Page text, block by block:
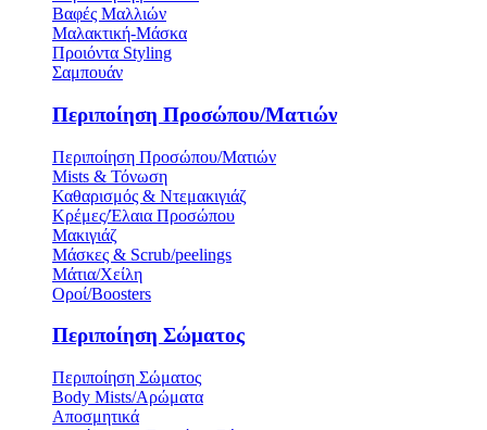
Βαφές Μαλλιών
Μαλακτική-Μάσκα
Προιόντα Styling
Σαμπουάν
Περιποίηση Προσώπου/Ματιών
Περιποίηση Προσώπου/Ματιών
Mists & Τόνωση
Καθαρισμός & Ντεμακιγιάζ
Κρέμες/Έλαια Προσώπου
Μακιγιάζ
Μάσκες & Scrub/peelings
Μάτια/Χείλη
Οροί/Boosters
Περιποίηση Σώματος
Περιποίηση Σώματος
Body Mists/Αρώματα
Αποσμητικά